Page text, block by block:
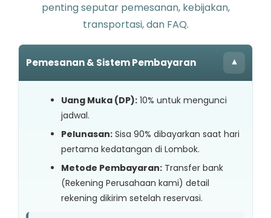
penting seputar pemesanan, kebijakan,
transportasi, dan FAQ.
Pemesanan & Sistem Pembayaran ▾
Uang Muka (DP): 10% untuk mengunci
jadwal.
Pelunasan: Sisa 90% dibayarkan saat hari
pertama kedatangan di Lombok.
Metode Pembayaran: Transfer bank
(Rekening Perusahaan kami) detail
rekening dikirim setelah reservasi.